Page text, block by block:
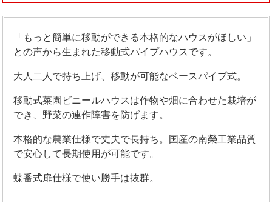
「もっと簡単に移動ができる本格的なハウスがほしい」
との声から生まれた移動式パイプハウスです。
大人二人で持ち上げ、移動が可能なベースパイプ式。
移動式菜園ビニールハウスは作物や畑に合わせた栽培が
でき、野菜の連作障害を防げます。
本格的な農業仕様で丈夫で長持ち。国産の南榮工業品質
で安心して長期使用が可能です。
蝶番式扉仕様で使い勝手は抜群。